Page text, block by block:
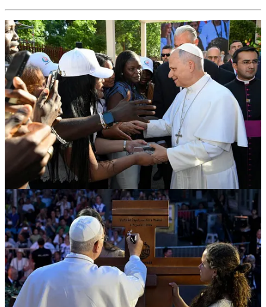
Preguntas realizadas al Santo Padre:
¿Cómo podemos vivir los jóvenes cristianos comprometidos con
esta sociedad?
(6)¿Cuál es la misión concreta que usted nos pide a los jóvenes de
la Iglesia?
Bueno, ¡felicidades por tu matrimonio Fernando! Aquí también he
visto a otras parejas que se van a casar: ¡Felicidades y bendiciones!
Porque, si antes dije “no tengáis miedo de pensar en una vocación”,
el matrimonio también es una vocación ¡No tengáis miedo del
matrimonio y de formar una familia!
A lo largo de los siglos de historia de la Iglesia, los cristianos hemos
vivido en todo tipo de sociedades, atravesando los cambios de las